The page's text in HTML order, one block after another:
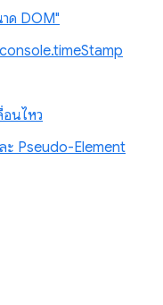
ด DOM"
อนไหว
ะ Pseudo-Element